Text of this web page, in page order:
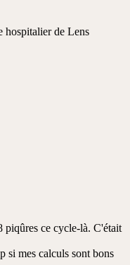
hospitalier de Lens
piqûres ce cycle-là. C'était
si mes calculs sont bons